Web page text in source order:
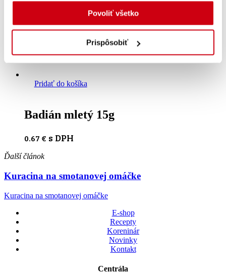
Povoliť všetko
Prispôsobiť
Pridať do košíka
Badián mletý 15g
0.67 € s DPH
Ďalší článok
Kuracina na smotanovej omáčke
Kuracina na smotanovej omáčke
E-shop
Recepty
Koreninár
Novinky
Kontakt
Centrála